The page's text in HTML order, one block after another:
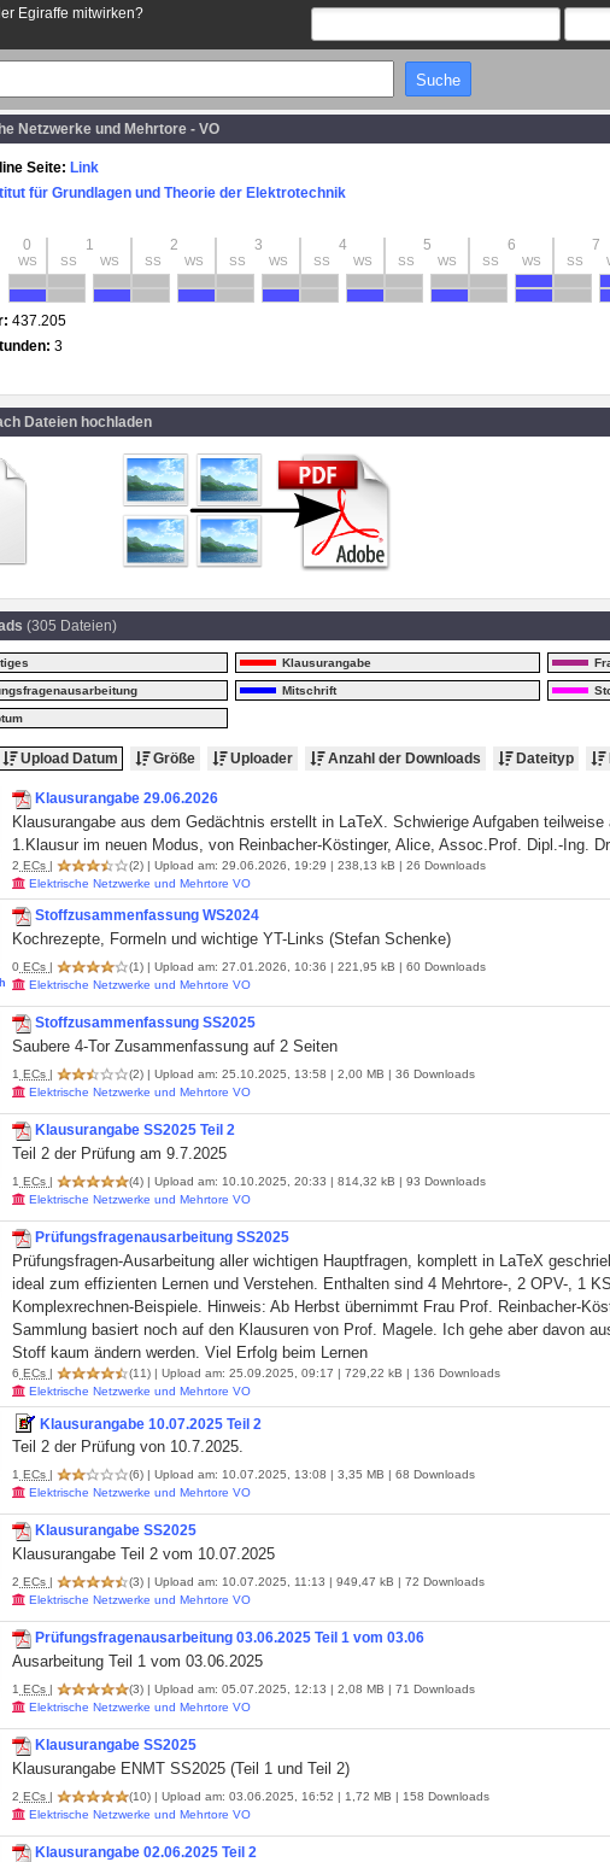
Egiraffe mitwirken?
Netzwerke und Mehrtore - VO
Seite: Link
für Grundlagen und Theorie der Elektrotechnik
0
1 2 3 4 5 6 7
WS SS WS SS WS SS WS SS WS SS WS SS WS SS
437.205
3
Dateien hochladen
(305 Dateien)
Klausurangabe
Mitschrift
Upload Datum Größe Uploader Anzahl der Downloads Dateityp
Klausurangabe 29.06.2026
Klausurangabe aus dem Gedächtnis erstellt in LaTeX. Schwierige Aufgaben teilweise
1.Klausur im neuen Modus, von Reinbacher-Köstinger, Alice, Assoc.Prof. Dipl.-Ing.
2 ECs | (2) | Upload am: 29.06.2026, 19:29 | 238,13 kB | 26 Downloads
Elektrische Netzwerke und Mehrtore VO
Stoffzusammenfassung WS2024
Kochrezepte, Formeln und wichtige YT-Links (Stefan Schenke)
0 ECs | (1) | Upload am: 27.01.2026, 10:36 | 221,95 kB | 60 Downloads
Elektrische Netzwerke und Mehrtore VO
Stoffzusammenfassung SS2025
Saubere 4-Tor Zusammenfassung auf 2 Seiten
1 ECs | (2) | Upload am: 25.10.2025, 13:58 | 2,00 MB | 36 Downloads
Elektrische Netzwerke und Mehrtore VO
Klausurangabe SS2025 Teil 2
Teil 2 der Prüfung am 9.7.2025
1 ECs | (4) | Upload am: 10.10.2025, 20:33 | 814,32 kB | 93 Downloads
Elektrische Netzwerke und Mehrtore VO
Prüfungsfragenausarbeitung SS2025
Prüfungsfragen-Ausarbeitung aller wichtigen Hauptfragen, komplett in LaTeX
ideal zum effizienten Lernen und Verstehen. Enthalten sind 4 Mehrtore-, 2 OPV-, 1
Komplexrechnen-Beispiele. Hinweis: Ab Herbst übernimmt Frau Prof. Reinbacher-
Sammlung basiert noch auf den Klausuren von Prof. Magele. Ich gehe aber davon
Stoff kaum ändern werden. Viel Erfolg beim Lernen
6 ECs | (11) | Upload am: 25.09.2025, 09:17 | 729,22 kB | 136 Downloads
Elektrische Netzwerke und Mehrtore VO
Klausurangabe 10.07.2025 Teil 2
Teil 2 der Prüfung von 10.7.2025.
1 ECs | (6) | Upload am: 10.07.2025, 13:08 | 3,35 MB | 68 Downloads
Elektrische Netzwerke und Mehrtore VO
Klausurangabe SS2025
Klausurangabe Teil 2 vom 10.07.2025
2 ECs | (3) | Upload am: 10.07.2025, 11:13 | 949,47 kB | 72 Downloads
Elektrische Netzwerke und Mehrtore VO
Prüfungsfragenausarbeitung 03.06.2025 Teil 1 vom 03.06
Ausarbeitung Teil 1 vom 03.06.2025
1 ECs | (3) | Upload am: 05.07.2025, 12:13 | 2,08 MB | 71 Downloads
Elektrische Netzwerke und Mehrtore VO
Klausurangabe SS2025
Klausurangabe ENMT SS2025 (Teil 1 und Teil 2)
2 ECs | (10) | Upload am: 03.06.2025, 16:52 | 1,72 MB | 158 Downloads
Elektrische Netzwerke und Mehrtore VO
Klausurangabe 02.06.2025 Teil 2